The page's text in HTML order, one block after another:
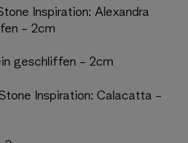
Inspiration: Alexandra
- 2cm
geschliffen - 2cm
Inspiration: Calacatta -